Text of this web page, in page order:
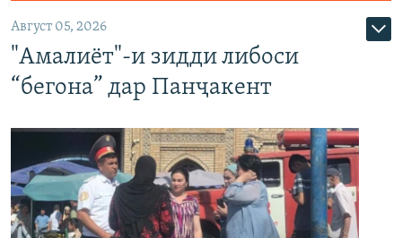
Август 05, 2026
"Амалиёт"-и зидди либоси
“бегона” дар Панҷакент